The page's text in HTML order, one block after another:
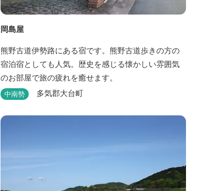
岡島屋
熊野古道伊勢路にある宿です。熊野古道歩きの方の
宿泊宿としても人気。歴史を感じる懐かしい雰囲気
のお部屋で旅の疲れを癒せます。
中南勢 多気郡大台町